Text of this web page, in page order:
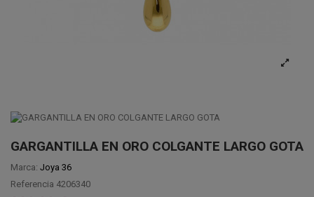
GARGANTILLA EN ORO COLGANTE LARGO GOTA
Marca: Joya 36
Referencia 4206340